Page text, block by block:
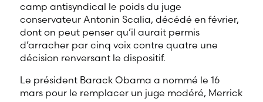
camp antisyndical le poids du juge
conservateur Antonin Scalia, décédé en février,
dont on peut penser qu’il aurait permis
d’arracher par cinq voix contre quatre une
décision renversant le dispositif.
Le président Barack Obama a nommé le 16
mars pour le remplacer un juge modéré, Merrick